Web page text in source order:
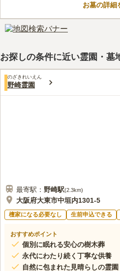
には水道とバケツがあります
台第1緑地、石福寺、金毘羅神
立ち寄ることができます。
口コミ評価
お墓の詳細
お探しの条件に近い霊園・墓
のざきれいえん
野崎霊園
最寄駅： 野崎駅(2.3km)
大阪府大東市中垣内1301-5
檀家になる必要なし 生前申込できる
おすすめポイント
個別に眠れる安心の樹木葬
永代にわたり続く丁寧な供養
自然に包まれた見晴らしの霊園